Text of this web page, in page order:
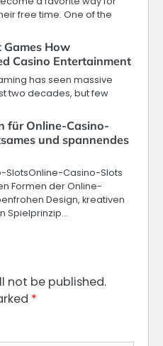
free time. One of the
Games How
Casino Entertainment
has seen massive
two decades, but few
für Online-Casino-
und spannendes
SlotsOnline-Casino-Slots
Formen der Online-
Design, kreativen
Spielprinzip…
not be published.
*